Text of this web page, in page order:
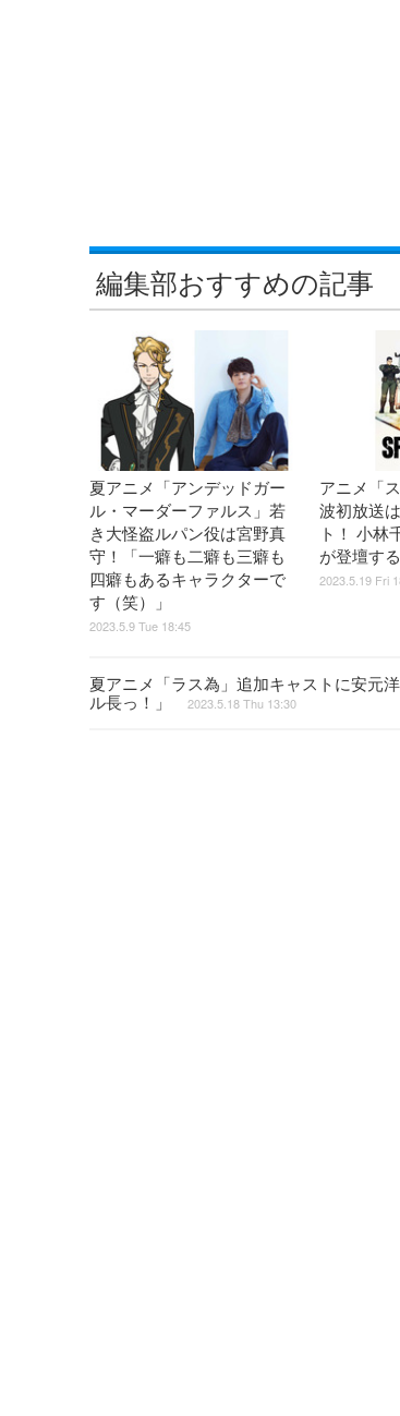
編集部おすすめの記事
夏アニメ「アンデッドガー
ル・マーダーファルス」若
き大怪盗ルパン役は宮野真
守！「一癖も二癖も三癖も
四癖もあるキャラクターで
す（笑）」
2023.5.9 Tue 18:45
アニメ「
波初放送
ト！ 小林
が登壇す
2023.5.19 Fri
夏アニメ「ラス為」追加キャストに安元
ル長っ！」
2023.5.18 Thu 13:30